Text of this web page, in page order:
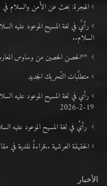
الهجرة: بحث عن الأمن والسلام
السلام..
**الحصن الحصين من وساوس
متطلَّبات التّحريك الجديد
19-2-2026
رأيٌ في لغة المسيح الموعود عليه السلام ..1 في محنة اللغة ومعاني
الحقيقة العرشية ..قراءةٌ نقدية في
الأخبار